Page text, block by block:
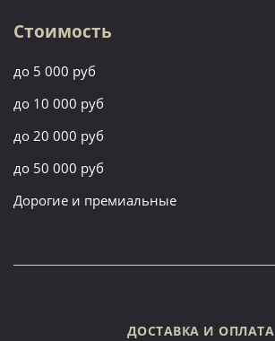
Стоимость
до 5 000 руб
до 10 000 руб
до 20 000 руб
до 50 000 руб
Дорогие и премиальные
ДОСТАВКА И ОПЛАТА